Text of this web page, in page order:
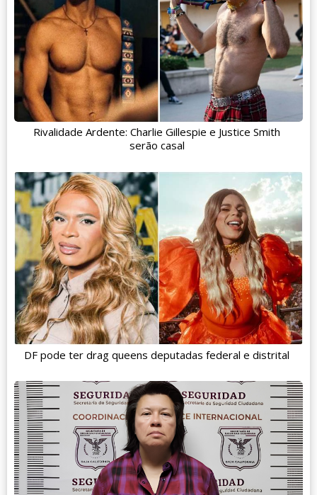
Rivalidade Ardente: Charlie Gillespie e Justice Smith
serão casal
DF pode ter drag queens deputadas federal e distrital